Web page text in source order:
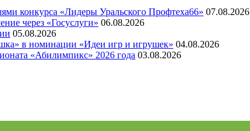
конкурса «Лидеры Уральского Профтеха66» 07.08.2026
через «Госуслуги» 06.08.2026
05.08.2026
в номинации «Идеи игр и игрушек» 04.08.2026
«Абилимпикс» 2026 года 03.08.2026